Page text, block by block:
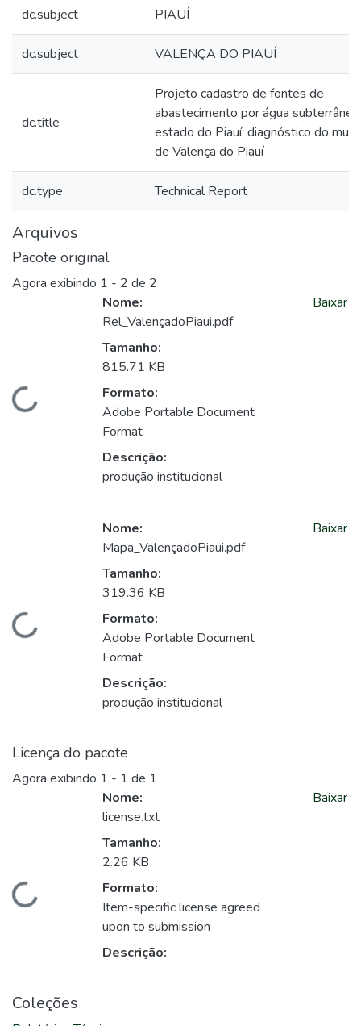
dc.subject PIAUÍ
dc.subject VALENÇA DO PIAUÍ
dc.title
Projeto cadastro de fontes de
abastecimento por água subterrânea:
estado do Piauí: diagnóstico do
de Valença do Piauí
dc.type Technical Report
Arquivos
Pacote original
Agora exibindo 1 - 2 de 2
Carregando...
Nome:
Rel_ValençadoPiaui.pdf
Tamanho:
815.71 KB
Formato:
Adobe Portable Document
Format
Descrição:
produção institucional
Baixar
Carregando...
Nome:
Mapa_ValençadoPiaui.pdf
Tamanho:
319.36 KB
Formato:
Adobe Portable Document
Format
Descrição:
produção institucional
Baixar
Licença do pacote
Agora exibindo 1 - 1 de 1
Carregando...
Nome:
license.txt
Tamanho:
2.26 KB
Formato:
Item-specific license agreed
upon to submission
Descrição:
Baixar
Coleções